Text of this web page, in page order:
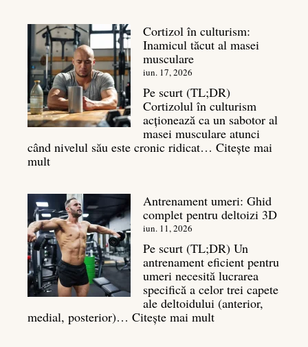
Top
7
mișcări
pentru
un
spate
masiv
Cortizol în culturism:
Inamicul tăcut al masei
musculare
iun. 17, 2026
Pe scurt (TL;DR)
Cortizolul în culturism
acționează ca un sabotor al
masei musculare atunci
când nivelul său este cronic ridicat… Citește mai
mult:
culturism:
Inamicul
tăcut
al
masei
musculare
Antrenament umeri: Ghid
complet pentru deltoizi 3D
iun. 11, 2026
Pe scurt (TL;DR) Un
antrenament eficient pentru
umeri necesită lucrarea
specifică a celor trei capete
ale deltoidului (anterior,
medial, posterior)… Citește mai mult: